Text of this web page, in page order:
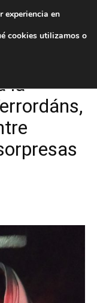
la
experiencia en
cookies utilizamos o